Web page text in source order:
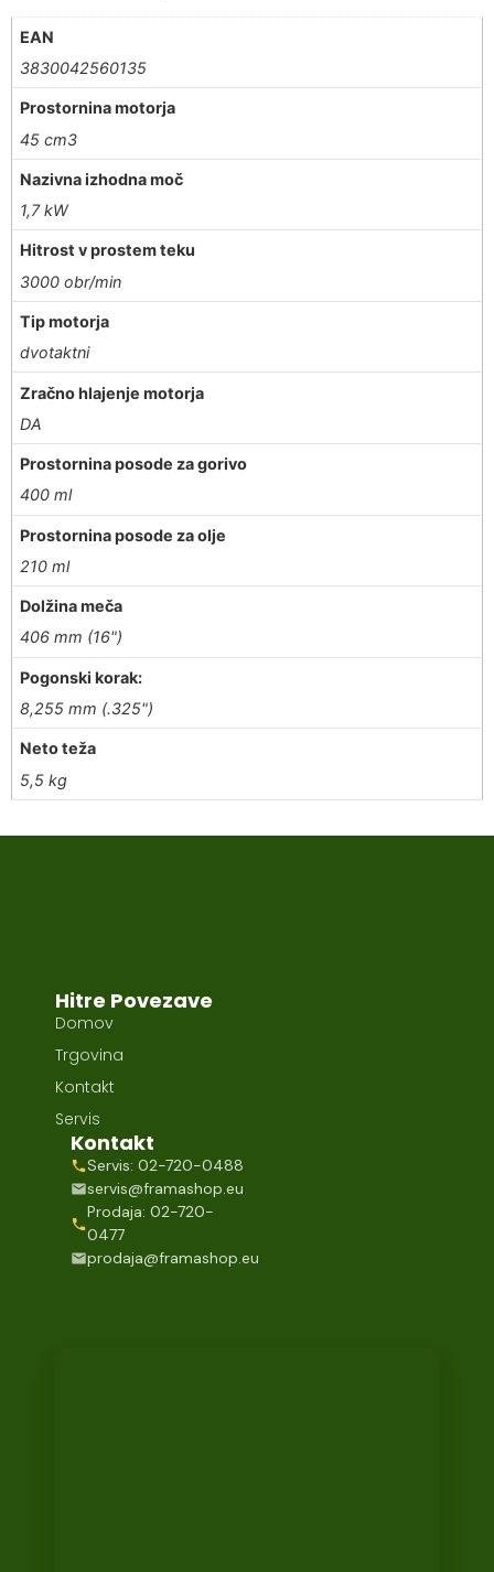
EAN
3830042560135
Prostornina motorja
45 cm3
Nazivna izhodna moč
1,7 kW
Hitrost v prostem teku
3000 obr/min
Tip motorja
dvotaktni
Zračno hlajenje motorja
DA
Prostornina posode za gorivo
400 ml
Prostornina posode za olje
210 ml
Dolžina meča
406 mm (16")
Pogonski korak:
8,255 mm (.325")
Neto teža
5,5 kg
Hitre Povezave
Domov
Trgovina
Kontakt
Servis
Kontakt
Servis: 02-720-0488
servis@framashop.eu
Prodaja: 02-720-
0477
prodaja@framashop.eu